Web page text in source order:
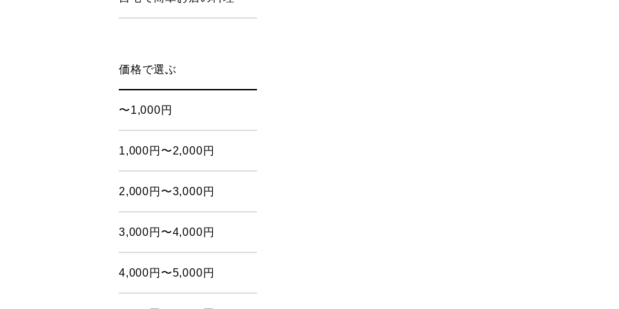
価格で選ぶ
〜1,000円
1,000円〜2,000円
2,000円〜3,000円
3,000円〜4,000円
4,000円〜5,000円